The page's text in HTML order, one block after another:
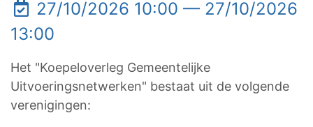
27/10/2026 10:00 — 27/10/2026
13:00
Het "Koepeloverleg Gemeentelijke
Uitvoeringsnetwerken" bestaat uit de volgende
verenigingen: